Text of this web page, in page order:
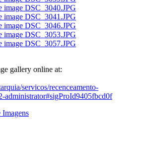
gallery online at:
servicos/recenceamento-
administrator#sigProId9405fbcd0f
Imagens